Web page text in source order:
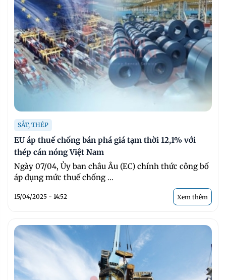
SẮT, THÉP
EU áp thuế chống bán phá giá tạm thời 12,1% với
thép cán nóng Việt Nam
Ngày 07/04, Ủy ban châu Âu (EC) chính thức công bố
áp dụng mức thuế chống ...
15/04/2025 - 14:52 Xem thêm